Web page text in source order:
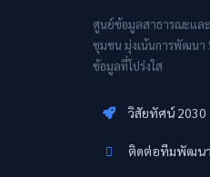
ศูนย์ข้อมูลสาธารณะแล
ชุมชน มุ่งเน้นการพัฒนา
ข้อมูลที่โปร่งใส
วิสัยทัศน์ 2030
ติดต่อทีมพัฒนา